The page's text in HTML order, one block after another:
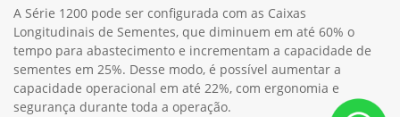
A Série 1200 pode ser configurada com as Caixas
Longitudinais de Sementes, que diminuem em até 60% o
tempo para abastecimento e incrementam a capacidade de
sementes em 25%. Desse modo, é possível aumentar a
capacidade operacional em até 22%, com ergonomia e
segurança durante toda a operação.